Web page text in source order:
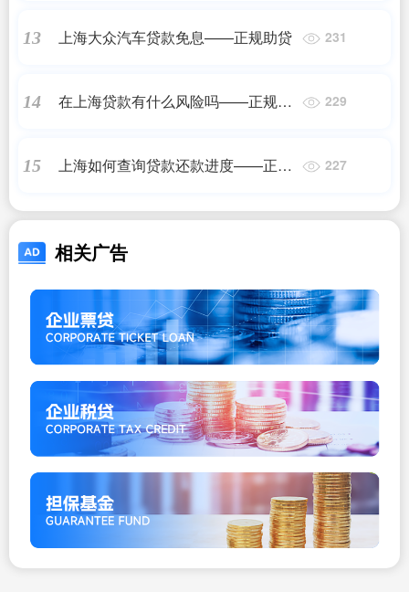
13 上海大众汽车贷款免息——正规助贷 231
14
在上海贷款有什么风险吗——正规助
229
15
上海如何查询贷款还款进度——正规
227
相关广告